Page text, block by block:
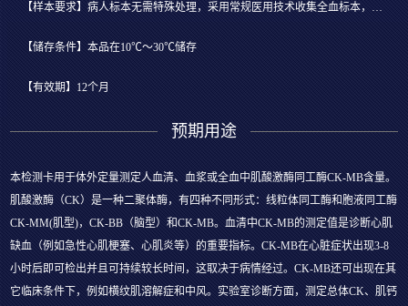
【储存条件】本品在10℃～30℃储存
【有效期】12个月
预期用途
本检测卡用于体外定量测定人血清、血浆或全血中肌酸激酶同工酶CK-MB含量。
肌酸激酶（CK）是一种二聚体酶，有四种不同形式：线粒体同工酶和胞液同工酶
CK-MM(肌型)，CK-BB（脑型）和CK-MB。血清中CK-MB的测定值是诊断心肌
缺血（例如急性心肌梗塞、心肌炎等）的重要指标。CK-MB在心脏症状出现3-8
小时后即可检出并且可持续较长时间，这取决于病情经过。CK-MB还可出现在其
它临床条件下，例如横纹肌溶解症和中风。实验室诊断方面，测定总体CK、肌钙